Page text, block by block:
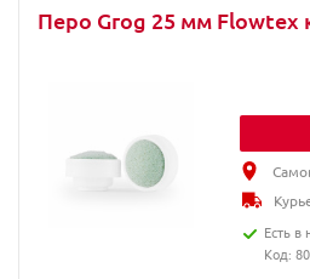
Перо Grog 25 мм Flowtex
Есть в
Код: